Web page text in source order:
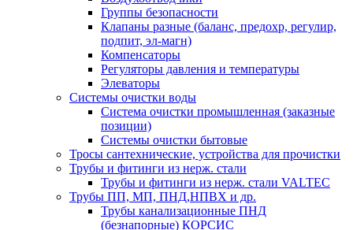
Группы безопасности
Клапаны разные (баланс, предохр, регулир,
подпит, эл-магн)
Компенсаторы
Регуляторы давления и температуры
Элеваторы
Системы очистки воды
Система очистки промышленная (заказные
позиции)
Системы очистки бытовые
Тросы сантехнические, устройства для прочистки
Трубы и фитинги из нерж. стали
Трубы и фитинги из нерж. стали VALTEC
Трубы ПП, МП, ПНД,НПВХ и др.
Трубы канализационные ПНД
(безнапорные) КОРСИС